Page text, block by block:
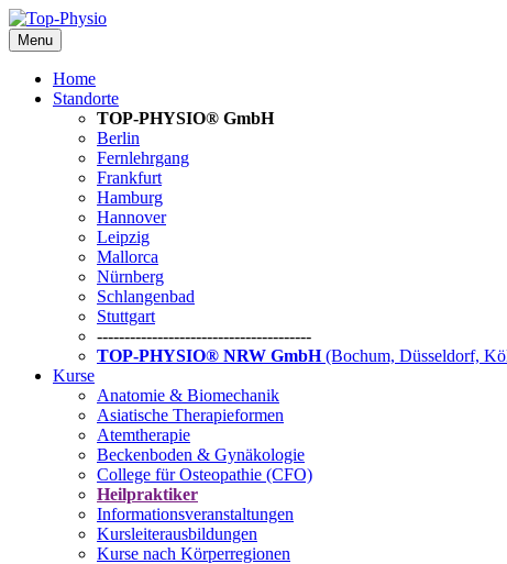
Menu
Home
Standorte
TOP-PHYSIO® GmbH
Berlin
Fernlehrgang
Frankfurt
Hamburg
Hannover
Leipzig
Mallorca
Nürnberg
Schlangenbad
Stuttgart
---------------------------------------
TOP-PHYSIO® NRW GmbH(Bochum, Düsseldorf,
Kurse
Anatomie & Biomechanik
Asiatische Therapieformen
Atemtherapie
Beckenboden & Gynäkologie
College für Osteopathie (CFO)
Heilpraktiker
Informationsveranstaltungen
Kursleiterausbildungen
Kurse nach Körperregionen